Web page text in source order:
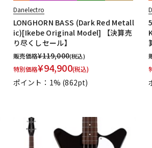
Danelectro
LONGHORN BASS (Dark Red Metall
ic)[Ikebe Original Model] 【決算売
り尽くしセール】
販売価格¥119,000(税込)
特別価格¥94,900(税込)
ポイント：1% (862pt)